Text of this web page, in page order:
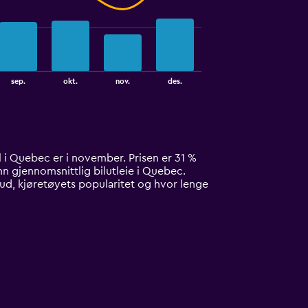
sep. okt. nov. des.
er i november. Prisen er 31 %
gjennomsnittlig bilutleie i Quebec.
kjøretøyets popularitet og hvor lenge